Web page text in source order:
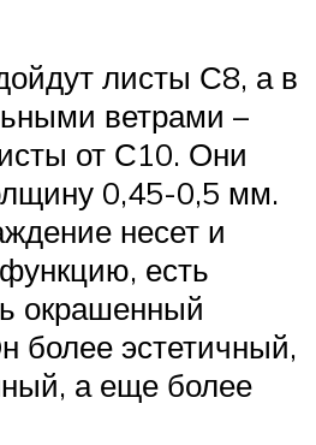
листы С8, а в
ветрами –
от С10. Они
0,45-0,5 мм.
несет и
есть
окрашенный
более эстетичный,
а еще более